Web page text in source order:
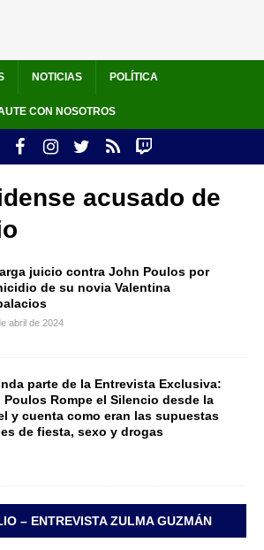
NOTICIAS POLÍTICA
CON NOSOTROS
acusado de
juicio contra John Poulos por
de su novia Valentina
abril de 2024
parte de la Entrevista Exclusiva:
Poulos Rompe el Silencio desde la
y cuenta como eran las supuestas
de fiesta, sexo y drogas
– ENTREVISTA ZULMA GUZMÁN